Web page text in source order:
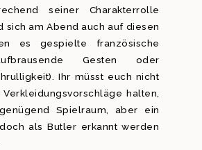
seiner Charakterrolle
sich am Abend auch auf diesen
es gespielte französische
Gesten oder
Ihr müsst euch nicht
halten,
Spielraum, aber ein
als Butler erkannt werden